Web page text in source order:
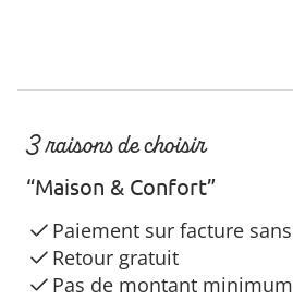
3 raisons de choisir
“Maison & Confort”
Paiement sur facture
Retour gratuit
Pas de montant